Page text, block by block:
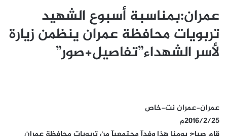
عمران:بمناسبة أسبوع الشهيد
تربويات محافظة عمران ينظمن زيارة
لأسر الشهداء”تفاصيل+صور”
عمران-عمران نت-خاص
2016/2/25م